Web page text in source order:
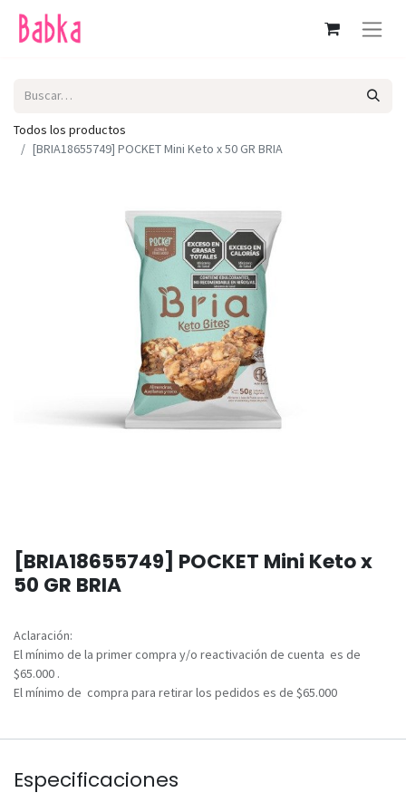
Todos los productos
[BRIA18655749] POCKET Mini Keto x 50 GR BRIA
[BRIA18655749] POCKET Mini Keto x
50 GR BRIA
Aclaración:
El mínimo de la primer compra y/o reactivación de cuenta es de
$65.000 .
El mínimo de compra para retirar los pedidos es de $65.000
Especificaciones